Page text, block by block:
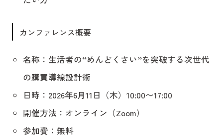
カンファレンス概要
名称：生活者の“めんどくさい”を突破する次世代
の購買導線設計術
日時：2026年6月11日（木）10:00〜17:00
開催方法：オンライン（Zoom）
参加費：無料